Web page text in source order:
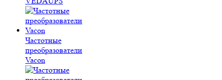
Частотные
преобразователи
Vacon